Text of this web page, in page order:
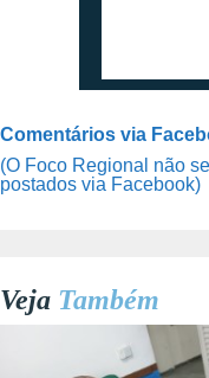
Comentários via
(O Foco Regional não
postados via Facebook)
Veja Também